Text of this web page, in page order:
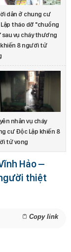
dân ở chung cư
tháo dỡ "chuồng
sau vụ cháy thương
8 người tử
nhân vụ cháy
cư Độc Lập khiến 8
tử vong
Hảo –
thiệt
Copy link